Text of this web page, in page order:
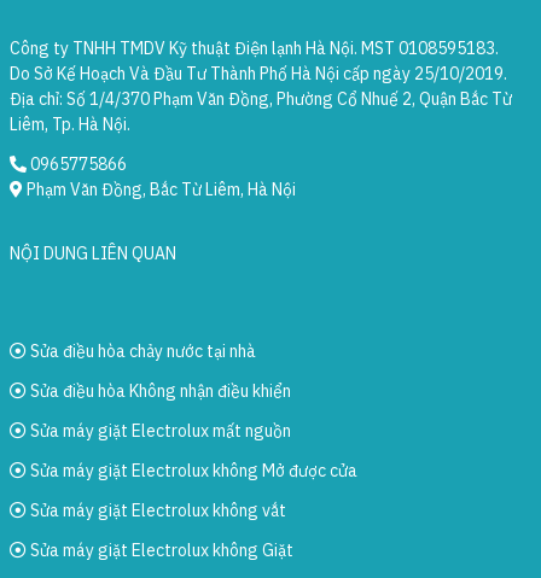
Công ty TNHH TMDV Kỹ thuật Điện lạnh Hà Nội. MST 0108595183.
Do Sở Kế Hoạch Và Đầu Tư Thành Phố Hà Nội cấp ngày 25/10/2019.
Địa chỉ: Số 1/4/370 Phạm Văn Đồng, Phường Cổ Nhuế 2, Quận Bắc Từ
Liêm, Tp. Hà Nội.
0965775866
Phạm Văn Đồng, Bắc Từ Liêm, Hà Nội
NỘI DUNG LIÊN QUAN
Sửa điều hòa chảy nước tại nhà
Sửa điều hòa Không nhận điều khiển
Sửa máy giặt Electrolux mất nguồn
Sửa máy giặt Electrolux không Mở được cửa
Sửa máy giặt Electrolux không vắt
Sửa máy giặt Electrolux không Giặt